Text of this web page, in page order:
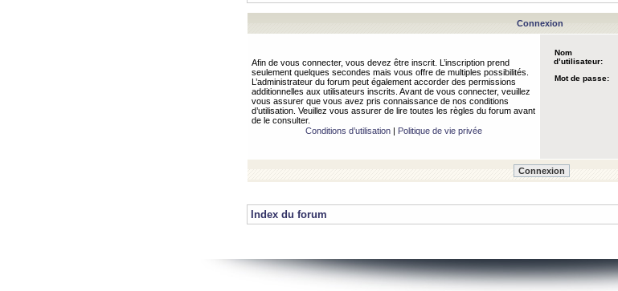
Connexion
Afin de vous connecter, vous devez être inscrit. L’inscription prend
seulement quelques secondes mais vous offre de multiples possibilités.
L’administrateur du forum peut également accorder des permissions
additionnelles aux utilisateurs inscrits. Avant de vous connecter, veuillez
vous assurer que vous avez pris connaissance de nos conditions
d’utilisation. Veuillez vous assurer de lire toutes les règles du forum avant
de le consulter.
Conditions d’utilisation| Politique de vie privée
Nom
d’utilisateur:
Mot de passe:
Index du forum